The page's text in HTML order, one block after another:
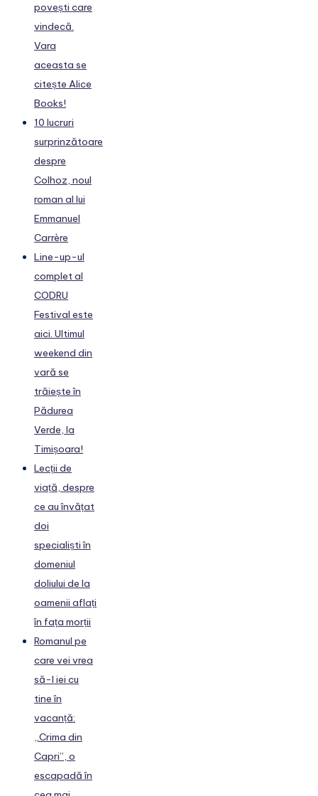
povești care
vindecă.
Vara
aceasta se
citește Alice
Books!
10 lucruri
surprinzătoare
despre
Colhoz, noul
roman al lui
Emmanuel
Carrère
Line-up-ul
complet al
CODRU
Festival este
aici. Ultimul
weekend din
vară se
trăiește în
Pădurea
Verde, la
Timișoara!
Lecții de
viață, despre
ce au învățat
doi
specialiști în
domeniul
doliului de la
oamenii aflați
în fața morții
Romanul pe
care vei vrea
să-l iei cu
tine în
vacanță:
„Crima din
Capri”, o
escapadă în